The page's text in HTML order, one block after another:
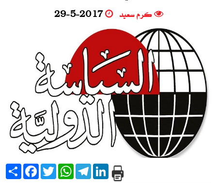
كرم سعيد 29-5-2017
Share Facebook
TwitterWhatsAppTelegramLinkedIn